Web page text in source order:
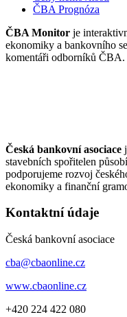
ČBA Prognóza
ČBA Monitor je
ekonomiky a bankovního
komentáři odborníků ČBA.
Česká bankovní asociace
stavebních spořitelen
podporujeme rozvoj
ekonomiky a finanční
Kontaktní údaje
Česká bankovní asociace
cba@cbaonline.cz
www.cbaonline.cz
+420 224 422 080